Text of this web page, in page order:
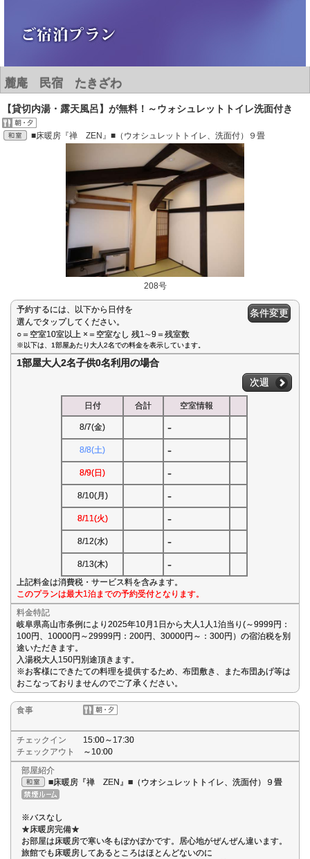
麓庵 民宿 たきざわ
【貸切内湯・露天風呂】が無料！～ウォシュレットトイレ洗面付き
■床暖房『禅 ZEN』■（ウオシュレットトイレ、洗面付）９畳
208号
予約するには、以下から日付を
選んでタップしてください。
○＝空室10室以上 ×＝空室なし 残1∼9＝残室数
条件変更
※以下は、1部屋あたり大人2名での料金を表示しています。
1部屋大人2名子供0名利用の場合
次週
日付 合計 空室情報
8/7(金) -
8/8(土) -
8/9(日) -
8/10(月) -
8/11(火) -
8/12(水) -
8/13(木) -
上記料金は消費税・サービス料を含みます。
このプランは最大1泊までの予約受付となります。
料金特記
岐阜県高山市条例により2025年10月1日から大人1人1泊当り(～9999円：
100円、10000円～29999円：200円、30000円～：300円）の宿泊税を別
途いただきます。
入湯税大人150円別途頂きます。
※お客様にできたての料理を提供するため、布団敷き、また布団あげ等は
おこなっておりませんのでご了承ください。
食事
チェックイン
15:00～17:30
チェックアウト
～10:00
部屋紹介
■床暖房『禅 ZEN』■（ウオシュレットトイレ、洗面付）９畳
※バスなし
★床暖房完備★
お部屋は床暖房で寒い冬もぽかぽかです。居心地がぜんぜん違います。
旅館でも床暖房してあるところはほとんどないのに